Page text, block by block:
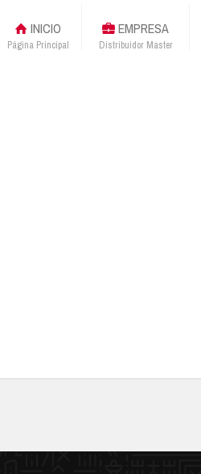
INICIO
Página Principal
EMPRESA
Distribuidor Master